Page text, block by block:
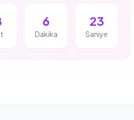
6
Dakika
23
Saniye